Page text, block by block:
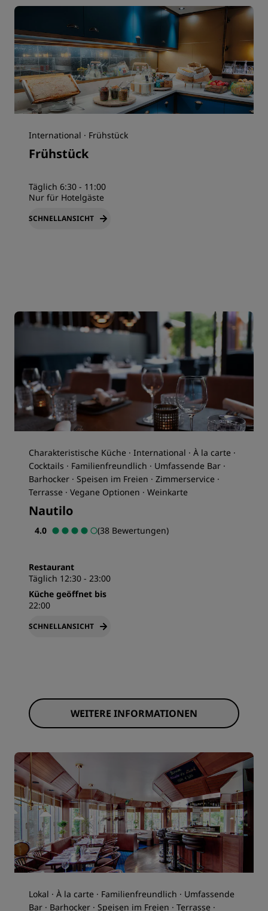
International · Frühstück
Frühstück
Täglich 6:30 - 11:00
Nur für Hotelgäste
SCHNELLANSICHT
Charakteristische Küche · International · À la carte ·
Cocktails · Familienfreundlich · Umfassende Bar ·
Barhocker · Speisen im Freien · Zimmerservice ·
Terrasse · Vegane Optionen · Weinkarte
Nautilo
4.0 (38 Bewertungen)
Restaurant
Täglich 12:30 - 23:00
Küche geöffnet bis
22:00
SCHNELLANSICHT
WEITERE INFORMATIONEN
Lokal · À la carte · Familienfreundlich · Umfassende
Bar · Barhocker · Speisen im Freien · Terrasse ·